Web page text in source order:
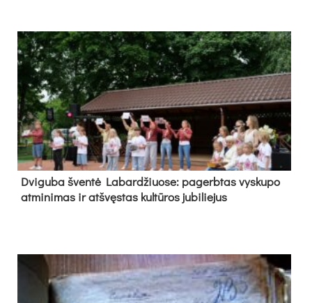
Dvi­gu­ba šven­tė La­bar­džiuo­se: pa­gerb­tas vys­ku­po
at­mi­ni­mas ir at­švęs­tas kul­tū­ros ju­bi­lie­jus